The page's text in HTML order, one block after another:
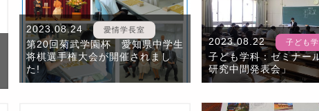
2023.08.24 愛情学長室
第20回菊武学園杯 愛知県中学生
将棋選手権大会が開催されまし
た!
2023.08.22 子ども
子ども学科：ゼミナー
研究中間発表会」